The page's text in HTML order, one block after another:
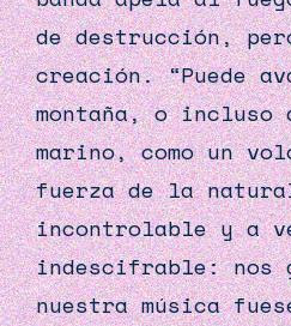
de destrucción,
creación. “Puede
montaña, o incluso
marino, como un
fuerza de la
incontrolable y a
indescifrable: nos
nuestra música